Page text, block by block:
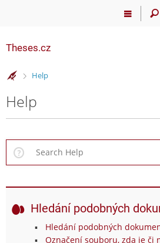
Theses.cz
>Help
Help
Hledání podobných
Hledání podobných
Označení souboru, zda je či